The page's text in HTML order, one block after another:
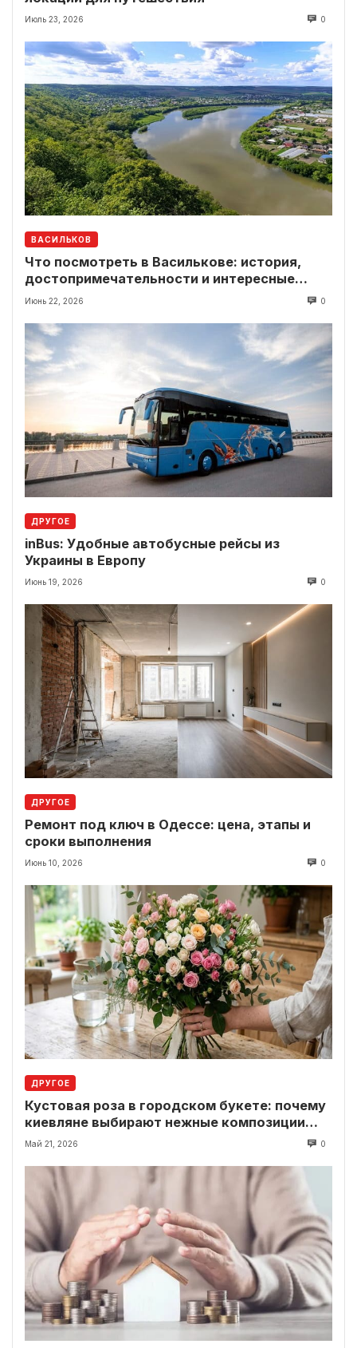
Июль 23, 2026 0
ВАСИЛЬКОВ
Что посмотреть в Василькове: история,
достопримечательности и интересные
локации рядом
Июнь 22, 2026 0
ДРУГОЕ
inBus: Удобные автобусные рейсы из
Украины в Европу
Июнь 19, 2026 0
ДРУГОЕ
Ремонт под ключ в Одессе: цена, этапы и
сроки выполнения
Июнь 10, 2026 0
ДРУГОЕ
Кустовая роза в городском букете: почему
киевляне выбирают нежные композиции
вместо классики
Май 21, 2026 0